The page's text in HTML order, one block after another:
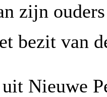
zijn
bezit van
Nieuwe